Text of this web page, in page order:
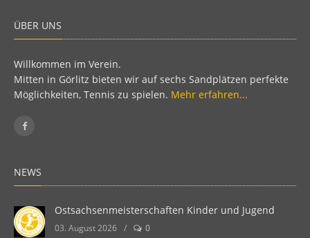
ÜBER UNS
Willkommen im Verein.
Mitten in Görlitz bieten wir auf sechs Sandplätzen perfekte
Möglichkeiten, Tennis zu spielen. Mehr erfahren...
NEWS
Ostsachsenmeisterschaften Kinder und Jugend
03. August 2026 / 0